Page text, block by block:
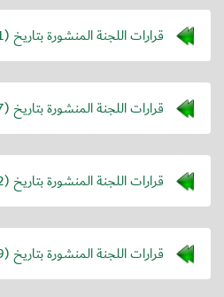
قرارات اللجنة المنشورة بتاريخ (
قرارات اللجنة المنشورة بتاريخ (
قرارات اللجنة المنشورة بتاريخ (
قرارات اللجنة المنشورة بتاريخ (